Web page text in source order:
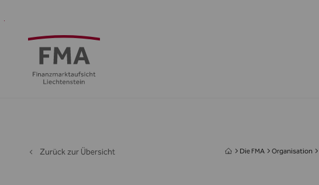
Regulierung
Öffentlichkeit
Zurück zur Übersicht Die FMA Organisation